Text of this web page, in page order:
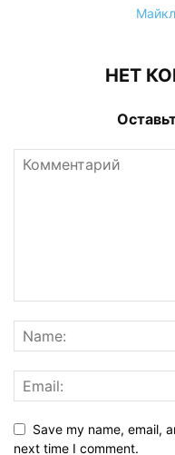
НЕТ
Save my name, email,
next time I comment.